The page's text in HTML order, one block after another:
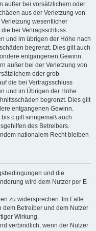
außer bei vorsätzlichem oder
aus der Verletzung von
wesentlicher
bei Vertragsschluss
und im übrigen der Höhe nach
begrenzt. Dies gilt auch
entgangenen Gewinn.
außer bei der Verletzung von
oder grob
die bei Vertragsschluss
und im Übrigen der Höhe
begrenzt. Dies gilt
entgangenen Gewinn.
c gilt sinngemäß auch
des Betreibers.
nationalem Recht bleiben
und die
wird dem Nutzer per E-
zu widersprechen. Im Falle
Betreiber und dem Nutzer
Wirkung.
verbindlich, wenn der Nutzer